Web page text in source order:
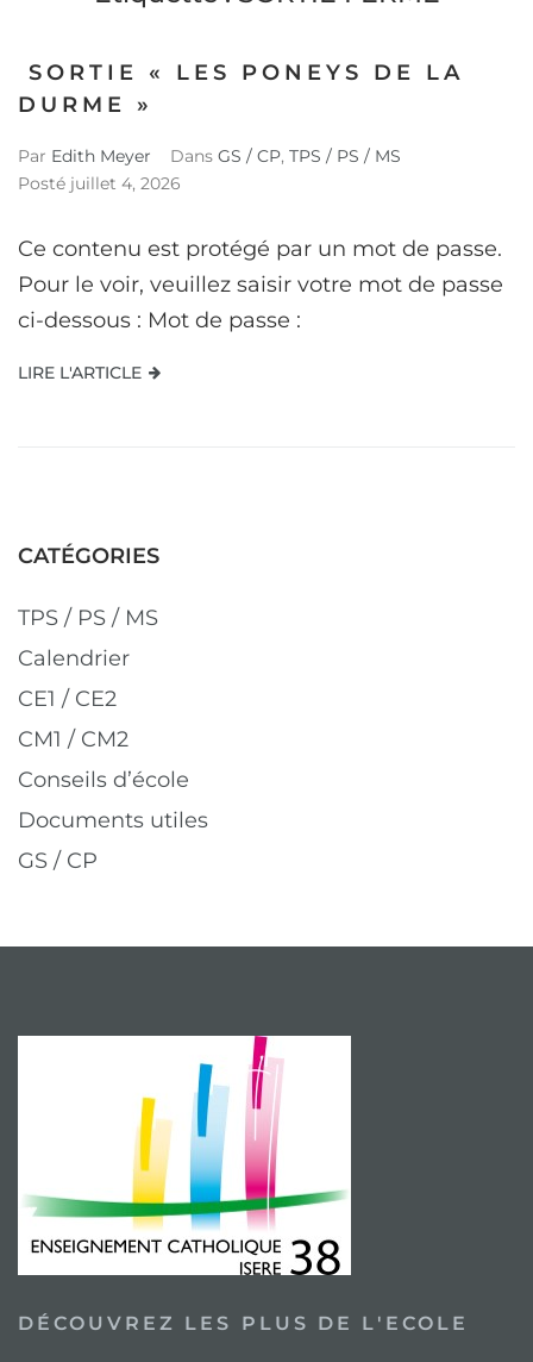
SORTIE « LES PONEYS DE LA
DURME »
Par Edith Meyer Dans GS / CP, TPS / PS / MS
Posté juillet 4, 2026
Ce contenu est protégé par un mot de passe.
Pour le voir, veuillez saisir votre mot de passe
ci-dessous : Mot de passe :
LIRE L'ARTICLE
CATÉGORIES
TPS / PS / MS
Calendrier
CE1 / CE2
CM1 / CM2
Conseils d’école
Documents utiles
GS / CP
DÉCOUVREZ LES PLUS DE L'ECOLE